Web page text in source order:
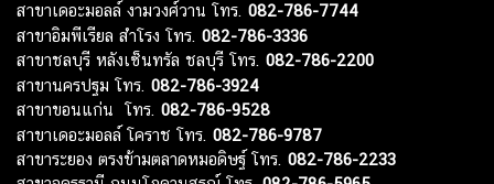
สาขาเดอะมอลล์ งามวงศ์วาน โทร. 082-786-7744
สาขาอิมพีเรียล สำโรง โทร. 082-786-3336
สาขาชลบุรี หลังเซ็นทรัล ชลบุรี โทร. 082-786-2200
สาขานครปฐม โทร. 082-786-3924
สาขาขอนแก่น โทร. 082-786-9528
สาขาเดอะมอลล์ โคราช โทร. 082-786-9787
สาขาระยอง ตรงข้ามตลาดหมอดิษฐ์ โทร. 082-786-2233